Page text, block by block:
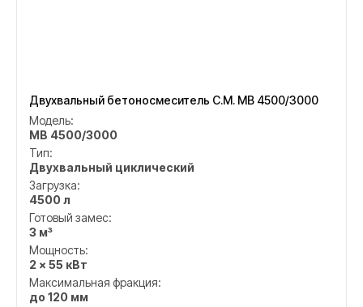
Двухвальный бетоносмеситель C.M. MB 4500/3000
Модель:
MB 4500/3000
Тип:
Двухвальный циклический
Загрузка:
4500 л
Готовый замес:
3 м³
Мощность:
2 × 55 кВт
Максимальная фракция:
до 120 мм